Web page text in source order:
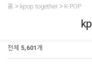
홈 kpop together K-POP
전체 5,601개